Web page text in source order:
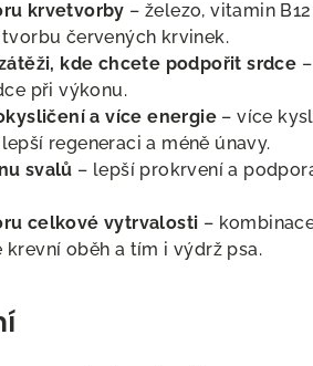
krvetvorby – železo, vitamin
červených krvinek.
kde chcete podpořit srdce
při výkonu.
a více energie – více
regeneraci a méně únavy.
svalů – lepší prokrvení a
celkové vytrvalosti –
krevní oběh a tím i výdrž psa.